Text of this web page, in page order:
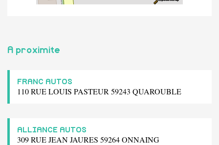
A proximite
FRANC AUTOS
110 RUE LOUIS PASTEUR 59243 QUAROUBLE
ALLIANCE AUTOS
309 RUE JEAN JAURES 59264 ONNAING